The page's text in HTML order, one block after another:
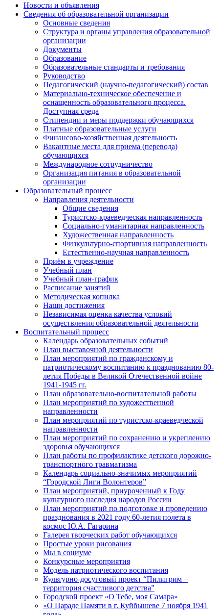
Новости и объявления
Сведения об образовательной организации
Основные сведения
Структура и органы управления образовательной
организации
Документы
Образование
Образовательные стандарты и требования
Руководство
Педагогический (научно-педагогический) состав
Материально-техническое обеспечение и
оснащенность образовательного процесса.
Доступная среда
Стипендии и меры поддержки обучающихся
Платные образовательные услуги
Финансово-хозяйственная деятельность
Вакантные места для приема (перевода)
обучающихся
Международное сотрудничество
Организация питания в образовательной
организации
Образовательный процесс
Направления деятельности
Общие сведения
Туристско-краеведческая направленность
Социально-гуманитарная направленность
Художественная направленность
Физкультурно-спортивная направленность
Естественно-научная направленность
Приём в учреждение
Учебный план
Учебный план-график
Расписание занятий
Методическая копилка
Наши достижения
Независимая оценка качества условий
осуществления образовательной деятельности
Воспитательный процесс
Календарь образовательных событий
План выставочной деятельности
План мероприятий по гражданскому и
патриотическому воспитанию к празднованию 80-
летия Победы в Великой Отечественной войне
1941-1945 гг.
План образовательно-воспитательной работы
План мероприятий по художественной
направленности
План мероприятий по туристско-краеведческой
направленности
План мероприятий по сохранению и укреплению
здоровья обучающихся
План работы по профилактике детского дорожно-
транспортного травматизма
Календарь социально-значимых мероприятий
“Городской Лиги Волонтеров”
План мероприятий, приуроченный к Году
культурного наследия народов России
План мероприятий по подготовке и проведению
празднования в 2021 году 60-летия полета в
космос Ю.А. Гагарина
Галерея творческих работ обучающихся
Простые уроки рисования
Мы в социуме
Конкурсные мероприятия
Модель патриотического воспитания
Культурно-досуговый проект “Пилигрим –
территория счастливого детства”
Городской проект «О Тебе, моя Самара»
«О Параде Памяти в г. Куйбышеве 7 ноября 1941